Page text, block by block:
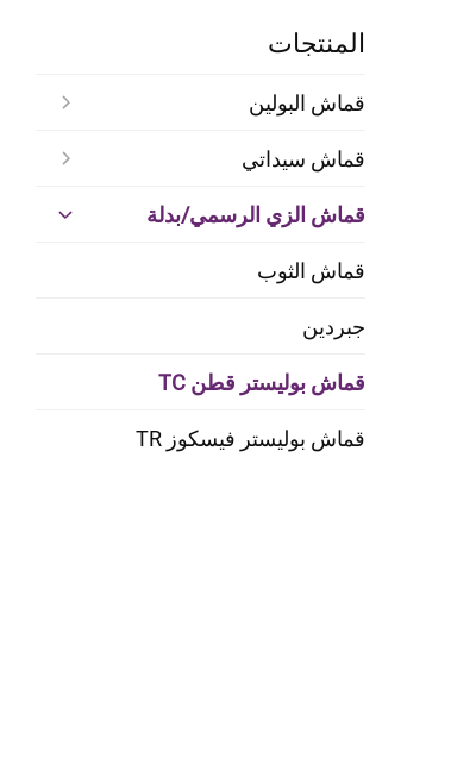
المنتجات
قماش البولين
قماش سيداتي
قماش الزي الرسمي/بدلة
قماش الثوب
جبردين
قماش بوليستر قطن TC
قماش بوليستر فيسكوز TR